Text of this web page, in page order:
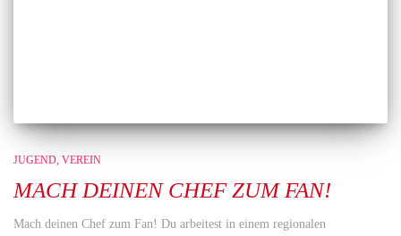
JUGEND VEREIN
MACH DEINEN CHEF ZUM FAN!
Mach deinen Chef zum Fan! Du arbeitest in einem regionalen